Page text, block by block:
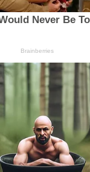
Never Be
Brainberries